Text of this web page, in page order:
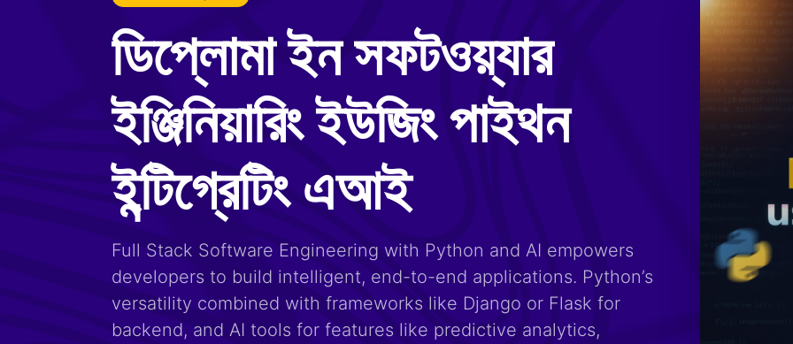
ডিপ্লোমা ইন সফটওয়্যার
ইঞ্জিনিয়ারিং ইউজিং পাইথন
ইন্টিগ্রেটিং এআই
Full Stack Software Engineering with Python and AI empowers
developers to build intelligent, end-to-end applications. Python’s
versatility combined with frameworks like Django or Flask for
backend, and AI tools for features like predictive analytics,